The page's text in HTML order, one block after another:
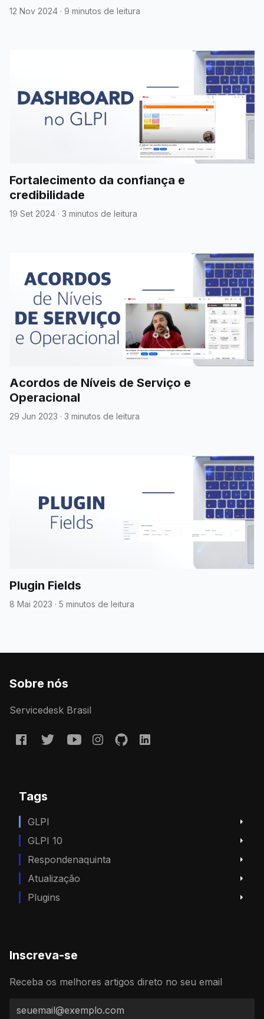
12 Nov 2024 · 9 minutos de leitura
Fortalecimento da confiança e
credibilidade
19 Set 2024 · 3 minutos de leitura
Acordos de Níveis de Serviço e
Operacional
29 Jun 2023 · 3 minutos de leitura
Plugin Fields
8 Mai 2023 · 5 minutos de leitura
Sobre nós
Servicedesk Brasil
Tags
GLPI
GLPI 10
Respondenaquinta
Atualização
Plugins
Inscreva-se
Receba os melhores artigos direto no seu email